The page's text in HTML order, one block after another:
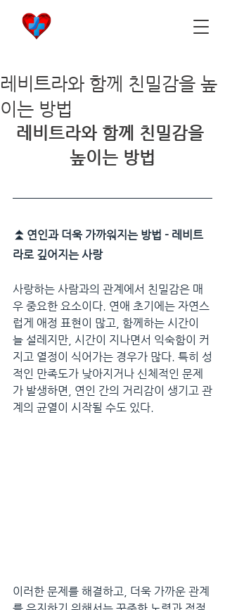
레비트라와 함께 친밀감을 높
이는 방법
레비트라와 함께 친밀감을
높이는 방법
⏫ 연인과 더욱 가까워지는 방법 - 레비트
라로 깊어지는 사랑
사랑하는 사람과의 관계에서 친밀감은 매
우 중요한 요소이다. 연애 초기에는 자연스
럽게 애정 표현이 많고, 함께하는 시간이
늘 설레지만, 시간이 지나면서 익숙함이 커
지고 열정이 식어가는 경우가 많다. 특히 성
적인 만족도가 낮아지거나 신체적인 문제
가 발생하면, 연인 간의 거리감이 생기고 관
계의 균열이 시작될 수도 있다.
이러한 문제를 해결하고, 더욱 가까운 관계